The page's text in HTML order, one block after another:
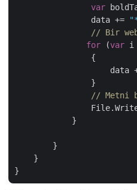
var
                data +=
// Bir
for (var i
                {
data
                }
// Metni
            }
        }
    }